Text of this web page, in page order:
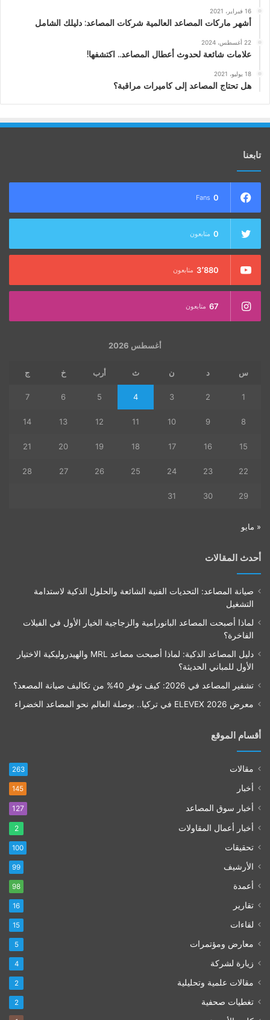
16 فبراير، 2021
أشهر ماركات المصاعد العالمية شركات المصاعد: دليلك الشامل
22 أغسطس، 2024
علامات شائعة لحدوث أعطال المصاعد.. اكتشفها!
18 يوليو، 2021
هل تحتاج المصاعد إلى كاميرات مراقبة؟
تابعنا
0
Fans
0 متابعون
3٬880 متابعون
67 متابعون
أغسطس 2026
س د ن ث أرب خ ج
1
2
3
4
5
6
7
8
9
10
11
12
13
14
15
16
17
18
19
20
21
22
23
24
25
26
27
28
29
30
31
« مايو
أحدث المقالات
صيانة المصاعد: التحديات الفنية الشائعة والحلول الذكية لاستدامة
التشغيل
لماذا أصبحت المصاعد البانورامية والزجاجية الخيار الأول في الفيلات
الفاخرة؟
دليل المصاعد الذكية: لماذا أصبحت مصاعد MRL والهيدروليكية الاختيار
الأول للمباني الحديثة؟
تشفير المصاعد في 2026: كيف توفر 40% من تكاليف صيانة المصعد؟
معرض ELEVEX 2026 في تركيا.. بوصلة العالم نحو المصاعد الخضراء
أقسام الموقع
مقالات 263
أخبار 145
أخبار سوق المصاعد 127
أخبار أعمال المقاولات 2
تحقيقات 100
الأرشيف 99
أعمدة 98
تقارير 16
لقاءات 15
معارض ومؤتمرات 5
زيارة لشركة 4
مقالات علمية وتحليلية 2
تغطيات صحفية 2